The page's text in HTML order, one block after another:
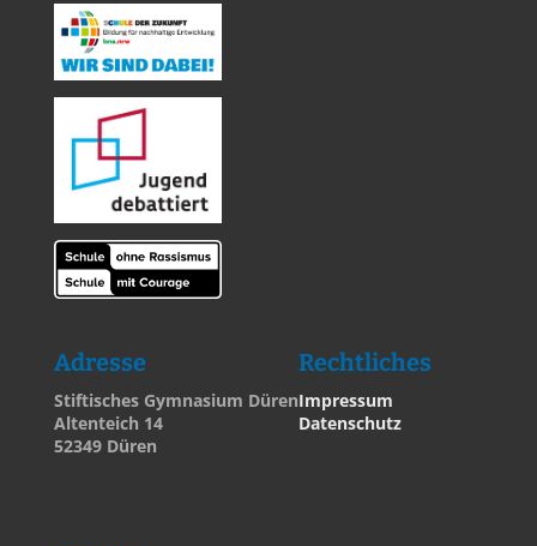
Adresse
Stiftisches Gymnasium Düren
Altenteich 14
52349 Düren
Rechtliches
Impressum
Datenschutz